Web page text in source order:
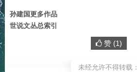
孙建国更多作品
世说文丛总索引
赞 (1)
未经允许不得转载：